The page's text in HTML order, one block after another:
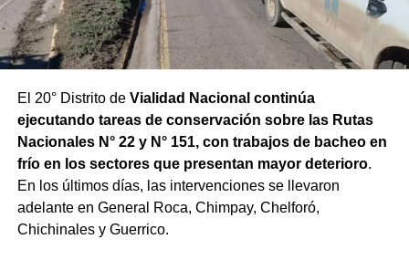
El 20° Distrito de Vialidad Nacional continúa
ejecutando tareas de conservación sobre las Rutas
Nacionales N° 22 y N° 151, con trabajos de bacheo en
frío en los sectores que presentan mayor deterioro.
En los últimos días, las intervenciones se llevaron
adelante en General Roca, Chimpay, Chelforó,
Chichinales y Guerrico.